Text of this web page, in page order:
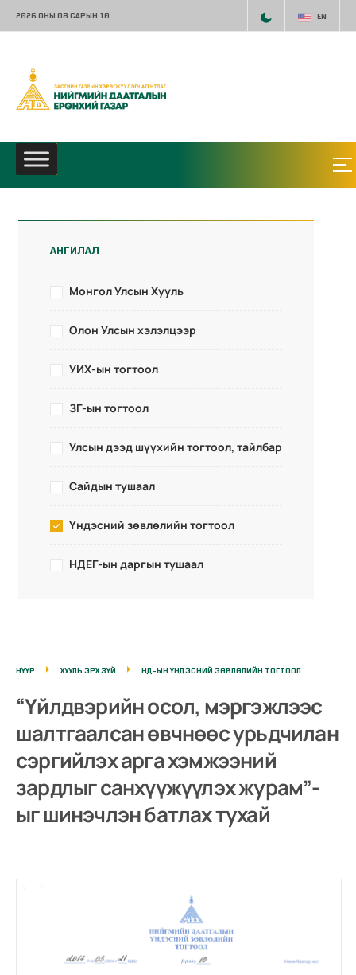
2026 ОНЫ 08 САРЫН 10 EN
АНГИЛАЛ
Монгол Улсын Хууль
Олон Улсын хэлэлцээр
УИХ-ын тогтоол
ЗГ-ын тогтоол
Улсын дээд шүүхийн тогтоол, тайлбар
Сайдын тушаал
Үндэсний зөвлөлийн тогтоол
НДЕГ-ын даргын тушаал
НҮҮР ХУУЛЬ ЭРХ ЗҮЙ НД-ЫН ҮНДЭСНИЙ ЗӨВЛӨЛИЙН ТОГТООЛ
“Үйлдвэрийн осол, мэргэжлээс
шалтгаалсан өвчнөөс урьдчилан
сэргийлэх арга хэмжээний
зардлыг санхүүжүүлэх журам”-
ыг шинэчлэн батлах тухай